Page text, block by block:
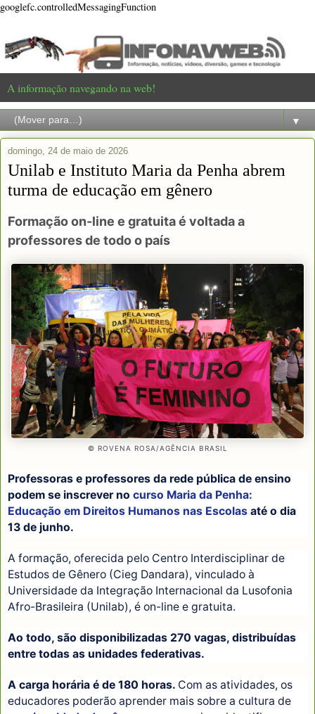
googlefc.controlledMessagingFunction
A informação navegando na web!
▼
domingo, 24 de maio de 2026
Unilab e Instituto Maria da Penha abrem
turma de educação em gênero
Formação on-line e gratuita é voltada a
professores de todo o país
© ROVENA ROSA/AGÊNCIA BRASIL
Professoras e professores da rede pública de ensino
podem se inscrever no curso Maria da Penha:
Educação em Direitos Humanos nas Escolas até o dia
13 de junho.
A formação, oferecida pelo Centro Interdisciplinar de
Estudos de Gênero (Cieg Dandara), vinculado à
Universidade da Integração Internacional da Lusofonia
Afro-Brasileira (Unilab), é on-line e gratuita.
Ao todo, são disponibilizadas 270 vagas, distribuídas
entre todas as unidades federativas.
A carga horária é de 180 horas. Com as atividades, os
educadores poderão aprender mais sobre a cultura de